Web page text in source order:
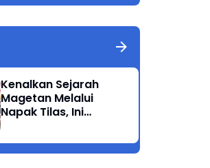
Kenalkan Sejarah
Magetan Melalui
Napak Tilas, Ini
Kadis Dikpora.